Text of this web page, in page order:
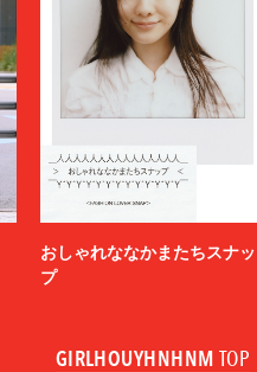
おしゃれななかまたちスナッ
プ
GIRLHOUYHNHNM TOP